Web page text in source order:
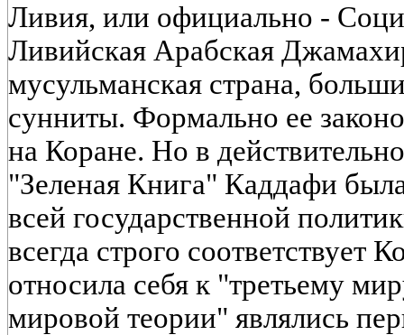
Ливия, или официально -
Ливийская Арабская
мусульманская страна,
сунниты. Формально ее
на Коране. Но в
"Зеленая Книга" Каддафи
всей государственной
всегда строго соответствует
относила себя к "третьему
мировой теории" являлись